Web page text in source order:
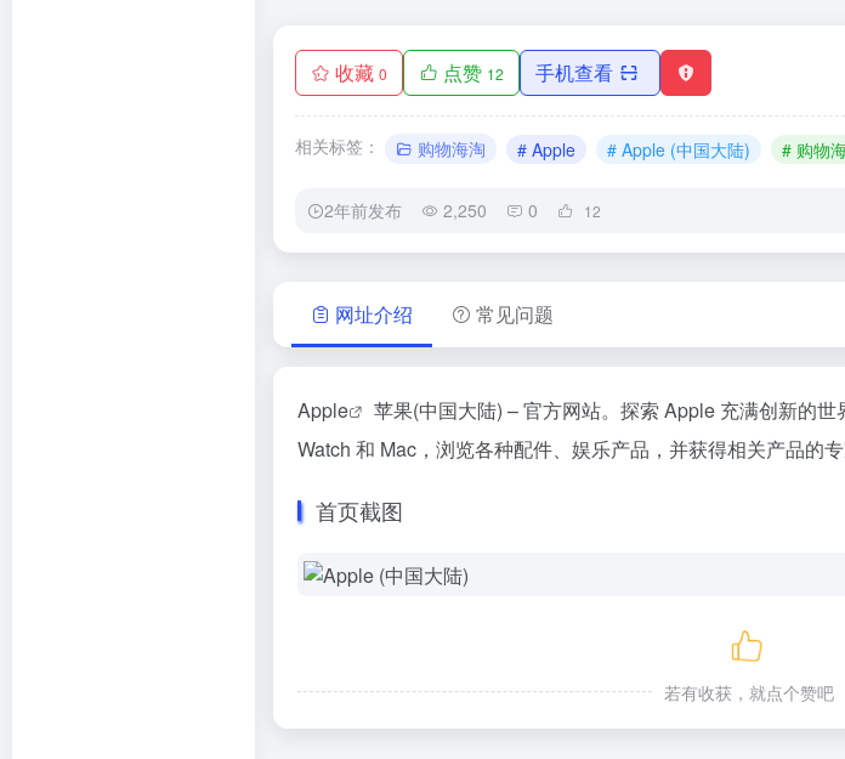
收藏 0 点赞 12 手机查看
相关标签： 购物海淘 # Apple # Apple (中国大陆) # 购物
2年前发布 2,250 0 12
网址介绍 常见问题
Apple
苹果(中国大陆) – 官方网站。探索 Apple 充满创新的
Watch 和 Mac，浏览各种配件、娱乐产品，并获得相关产品的专
首页截图
若有收获，就点个赞吧